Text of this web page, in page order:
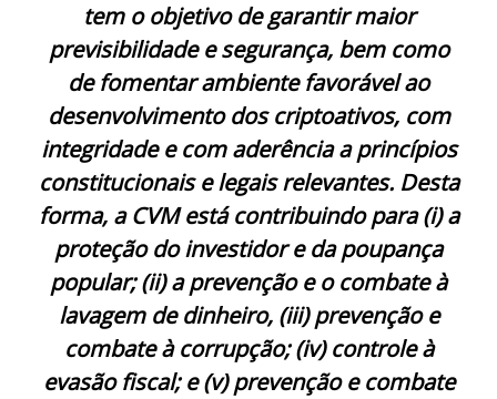
tem o objetivo de garantir maior
previsibilidade e segurança, bem como
de fomentar ambiente favorável ao
desenvolvimento dos criptoativos, com
integridade e com aderência a princípios
constitucionais e legais relevantes. Desta
forma, a CVM está contribuindo para (i) a
proteção do investidor e da poupança
popular; (ii) a prevenção e o combate à
lavagem de dinheiro, (iii) prevenção e
combate à corrupção; (iv) controle à
evasão fiscal; e (v) prevenção e combate